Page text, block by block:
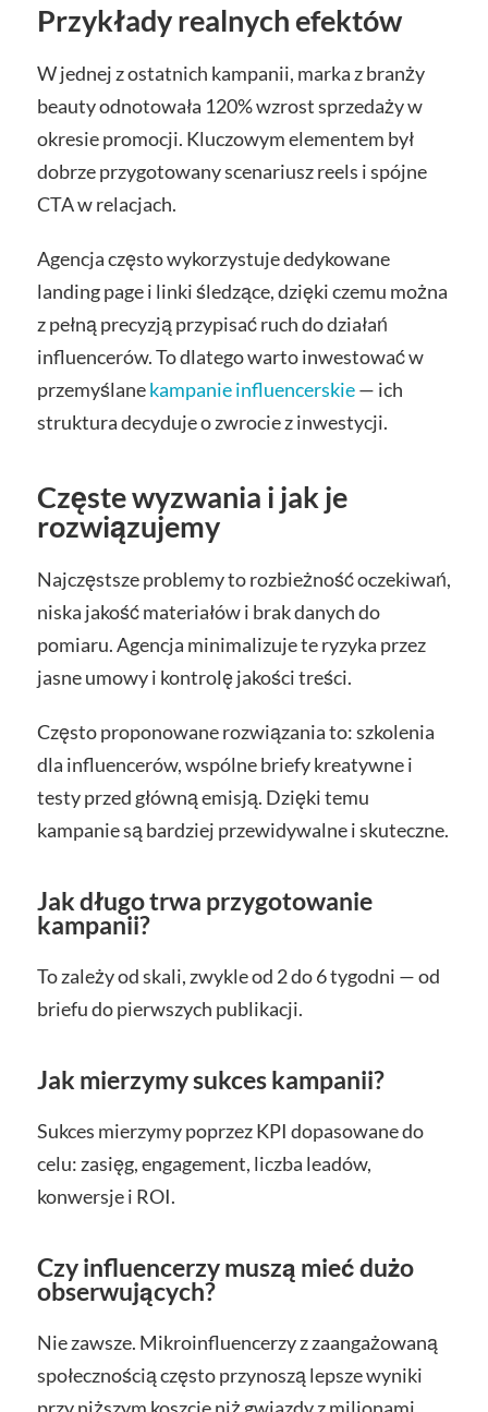
Przykłady realnych efektów
W jednej z ostatnich kampanii, marka z branży
beauty odnotowała 120% wzrost sprzedaży w
okresie promocji. Kluczowym elementem był
dobrze przygotowany scenariusz reels i spójne
CTA w relacjach.
Agencja często wykorzystuje dedykowane
landing page i linki śledzące, dzięki czemu można
z pełną precyzją przypisać ruch do działań
influencerów. To dlatego warto inwestować w
przemyślanekampanie influencerskie— ich
struktura decyduje o zwrocie z inwestycji.
Częste wyzwania i jak je
rozwiązujemy
Najczęstsze problemy to rozbieżność oczekiwań,
niska jakość materiałów i brak danych do
pomiaru. Agencja minimalizuje te ryzyka przez
jasne umowy i kontrolę jakości treści.
Często proponowane rozwiązania to: szkolenia
dla influencerów, wspólne briefy kreatywne i
testy przed główną emisją. Dzięki temu
kampanie są bardziej przewidywalne i skuteczne.
Jak długo trwa przygotowanie
kampanii?
To zależy od skali, zwykle od 2 do 6 tygodni — od
briefu do pierwszych publikacji.
Jak mierzymy sukces kampanii?
Sukces mierzymy poprzez KPI dopasowane do
celu: zasięg, engagement, liczba leadów,
konwersje i ROI.
Czy influencerzy muszą mieć dużo
obserwujących?
Nie zawsze. Mikroinfluencerzy z zaangażowaną
społecznością często przynoszą lepsze wyniki